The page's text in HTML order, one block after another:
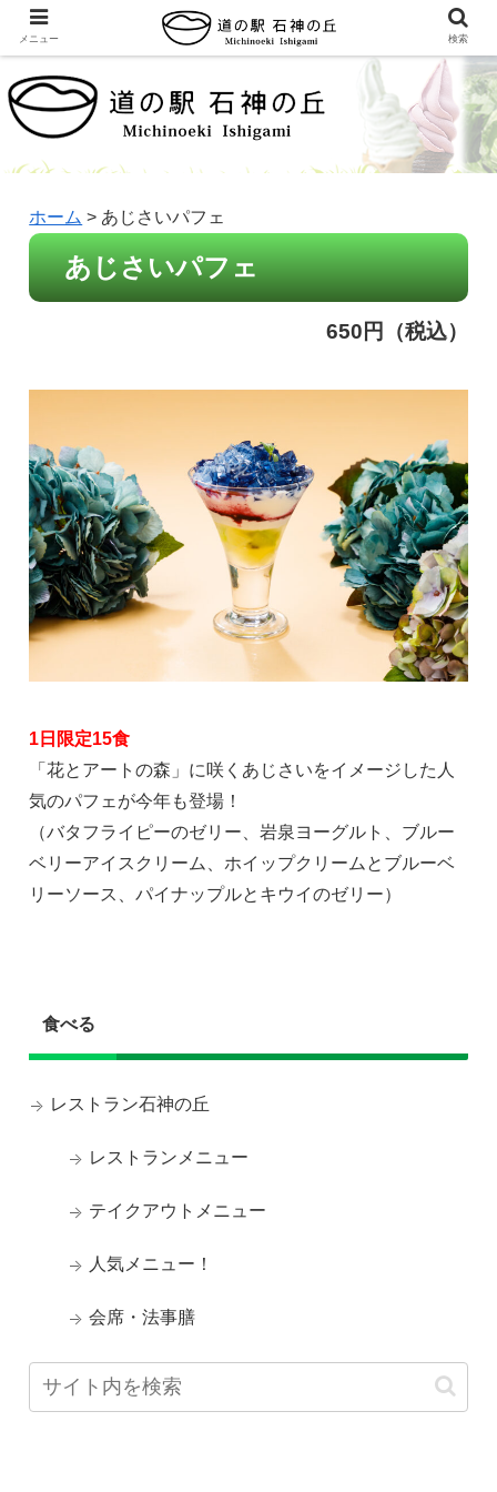
ホーム > あじさいパフェ
あじさいパフェ
650円（税込）
1日限定15食
「花とアートの森」に咲くあじさいをイメージした人
気のパフェが今年も登場！
（バタフライピーのゼリー、岩泉ヨーグルト、ブルー
ベリーアイスクリーム、ホイップクリームとブルーベ
リーソース、パイナップルとキウイのゼリー）
食べる
レストラン石神の丘
レストランメニュー
テイクアウトメニュー
人気メニュー！
会席・法事膳
メニュー 検索